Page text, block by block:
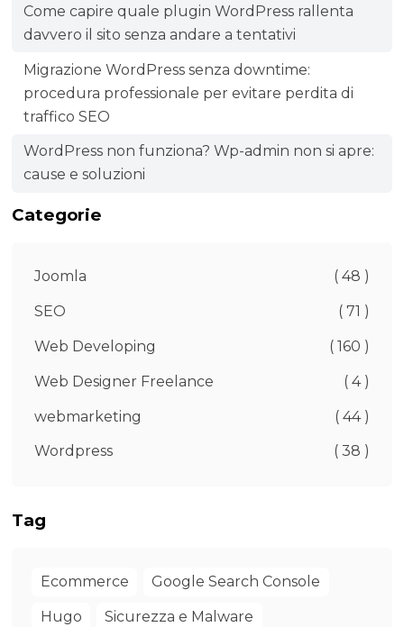
Come capire quale plugin WordPress rallenta
davvero il sito senza andare a tentativi
Migrazione WordPress senza downtime:
procedura professionale per evitare perdita di
traffico SEO
WordPress non funziona? Wp-admin non si apre:
cause e soluzioni
Categorie
Joomla ( 48 )
SEO ( 71 )
Web Developing ( 160 )
Web Designer Freelance ( 4 )
webmarketing ( 44 )
Wordpress ( 38 )
Tag
Ecommerce Google Search Console
Hugo Sicurezza e Malware